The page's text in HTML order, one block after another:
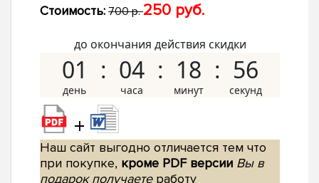
Стоимость: 700 р.250 руб.
до окончания действия скидки
01 04 18 55
+
Наш сайт выгодно отличается тем что
при покупке, кроме PDF версии Вы в
подарок получаетеработу